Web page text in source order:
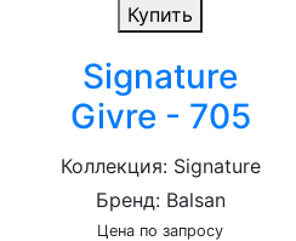
Купить
Signature
Givre - 705
Коллекция: Signature
Бренд: Balsan
Цена по запросу